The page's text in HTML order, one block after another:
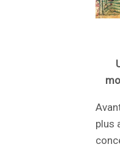
plus